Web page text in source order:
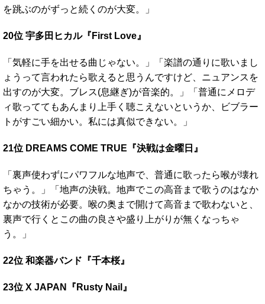
を跳ぶのがずっと続くのが大変。」
20位 宇多田ヒカル『First Love』
「気軽に手を出せる曲じゃない。」「楽譜の通りに歌いまし
ょうって言われたら歌えると思うんですけど、ニュアンスを
出すのが大変。ブレス(息継ぎ)が音楽的。」「普通にメロデ
ィ歌っててもあんまり上手く聴こえないというか、ビブラー
トがすごい細かい。私には真似できない。」
21位 DREAMS COME TRUE『決戦は金曜日』
「裏声使わずにパワフルな地声で、普通に歌ったら喉が壊れ
ちゃう。」「地声の決戦。地声でこの高音まで歌うのはなか
なかの技術が必要。喉の奥まで開けて高音まで歌わないと、
裏声で行くとこの曲の良さや盛り上がりが無くなっちゃ
う。」
22位 和楽器バンド『千本桜』
23位 X JAPAN『Rusty Nail』